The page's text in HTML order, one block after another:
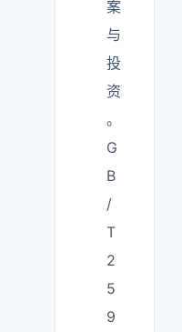
案
与
投
资
。
G
B
/
T
2
5
9